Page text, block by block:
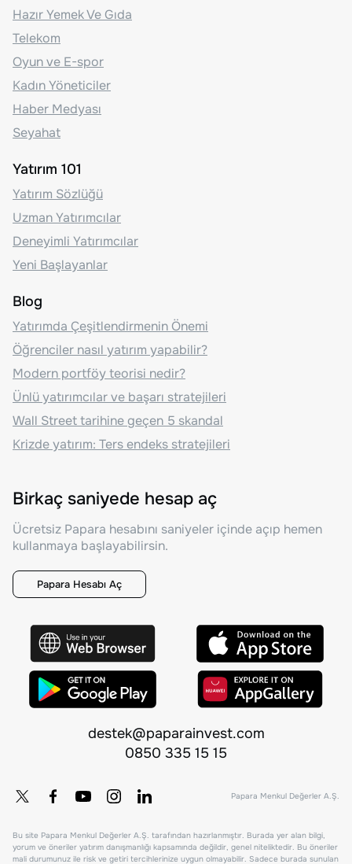
Hazır Yemek Ve Gıda
Telekom
Oyun ve E-spor
Kadın Yöneticiler
Haber Medyası
Seyahat
Yatırım 101
Yatırım Sözlüğü
Uzman Yatırımcılar
Deneyimli Yatırımcılar
Yeni Başlayanlar
Blog
Yatırımda Çeşitlendirmenin Önemi
Öğrenciler nasıl yatırım yapabilir?
Modern portföy teorisi nedir?
Ünlü yatırımcılar ve başarı stratejileri
Wall Street tarihine geçen 5 skandal
Krizde yatırım: Ters endeks stratejileri
Birkaç saniyede hesap aç
Ücretsiz Papara hesabını saniyeler içinde açıp hemen
kullanmaya başlayabilirsin.
Papara Hesabı Aç
destek@paparainvest.com
0850 335 15 15
Papara Menkul Değerler A.Ş.
Bu site Papara Menkul Değerler A.Ş. tarafından hazırlanmıştır. Burada yer alan bilgi,
yorum ve öneriler yatırım danışmanlığı kapsamında değildir, genel niteliktedir. Bu öneriler
mali durumunuz ile risk ve getiri tercihlerinize uygun olmayabilir. Sadece burada sunulan